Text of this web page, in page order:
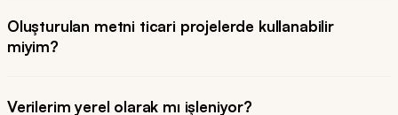
Oluşturulan metni ticari projelerde kullanabilir
miyim?
Verilerim yerel olarak mı işleniyor?